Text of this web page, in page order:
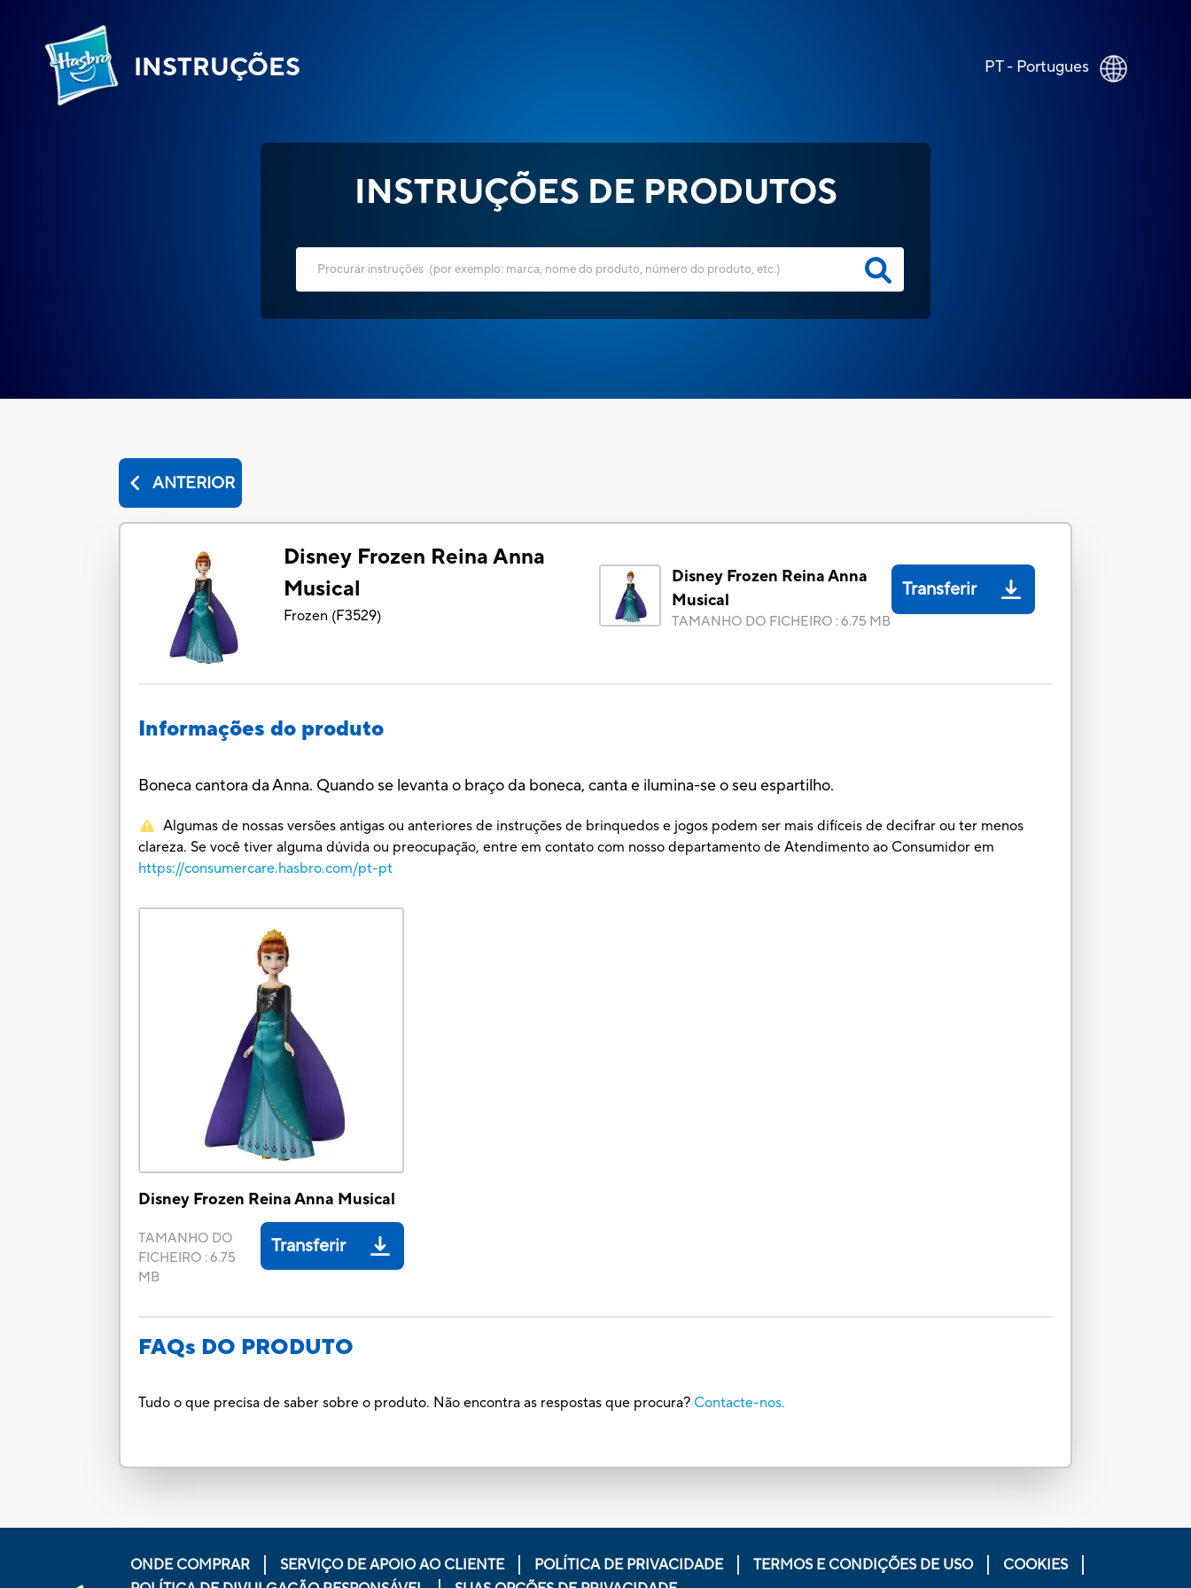
INSTRUÇÕES PT - Portugues
INSTRUÇÕES DE PRODUTOS
ANTERIOR
Disney Frozen Reina Anna
Musical
Frozen (F3529)
Disney Frozen Reina Anna
Musical
TAMANHO DO FICHEIRO :6.75 MB
Transferir
Informações do produto
Boneca cantora da Anna. Quando se levanta o braço da boneca, canta e ilumina-se o seu espartilho.
Algumas de nossas versões antigas ou anteriores de instruções de brinquedos e jogos podem ser mais difíceis de decifrar ou ter menos
clareza. Se você tiver alguma dúvida ou preocupação, entre em contato com nosso departamento de Atendimento ao Consumidor em
https://consumercare.hasbro.com/pt-pt
Disney Frozen Reina Anna Musical
TAMANHO DO
FICHEIRO :6.75
MB
Transferir
FAQs DO PRODUTO
Tudo o que precisa de saber sobre o produto. Não encontra as respostas que procura? Contacte-nos.
ONDE COMPRAR SERVIÇO DE APOIO AO CLIENTE POLÍTICA DE PRIVACIDADE TERMOS E CONDIÇÕES DE USO
COOKIES